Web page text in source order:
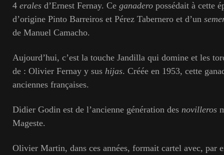
4 erales d’Ernest Fernay. Ce ganadero possédait à cette
d’origine Pinto Barreiros et Pérez Tabernero et d’un
de Manuel Camacho.
Aujourd’hui, c’est la touche Jandilla qui domine et les
de : Olivier Fernay y sus hijas. Créée en 1953, cette
anciennes françaises.
Didier Godin est de l’ancienne génération des novilleros
Mageste.
Olivier Martin, dans ces années, formait cartel avec, par